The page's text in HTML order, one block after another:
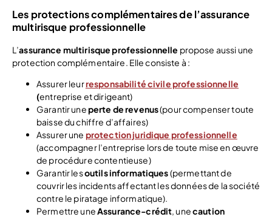
Les protections complémentaires de l’assurance
multirisque professionnelle
L’assurance multirisque professionnelle propose aussi une
protection complémentaire. Elle consiste à :
Assurer leurresponsabilité civile professionnelle
(entreprise et dirigeant)
Garantir uneperte de revenus(pour compenser toute
baisse du chiffre d’affaires)
Assurer une protection juridique professionnelle
(accompagner l’entreprise lors de toute mise en œuvre
de procédure contentieuse)
Garantir lesoutils informatiques(permettant de
couvrir les incidents affectant les données de la société
contre le piratage informatique).
Permettre uneAssurance-crédit, unecaution